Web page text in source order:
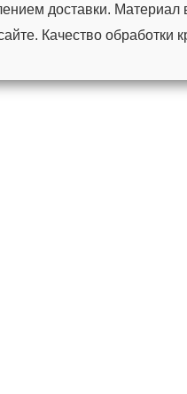
доставки. Материал
Качество